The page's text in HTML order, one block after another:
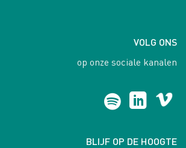
VOLG ONS
op onze sociale kanalen
BLIJF OP DE HOOGTE